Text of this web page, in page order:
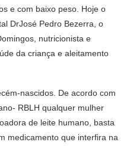
e com baixo peso. Hoje o
DrJosé Pedro Bezerra, o
nutricionista e
da criança e aleitamento
nascidos. De acordo com
RBLH qualquer mulher
de leite humano, basta
medicamento que interfira na